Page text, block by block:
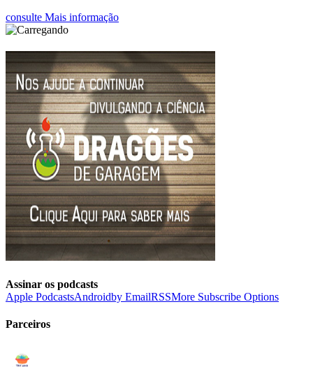
consulte Mais informação
Assinar os podcasts
Apple PodcastsAndroidby EmailRSSMore Subscribe Options
Parceiros